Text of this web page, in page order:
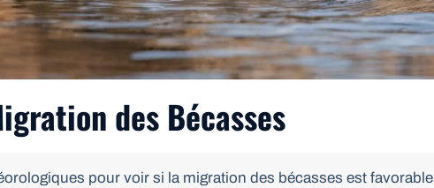
des Bécasses
pour voir si la migration des bécasses est favorable